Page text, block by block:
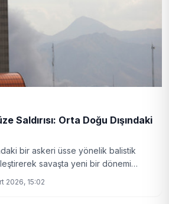
Saldırısı: Orta Doğu Dışındaki
bir askeri üsse yönelik balistik
savaşta yeni bir dönemi
2026, 15:02